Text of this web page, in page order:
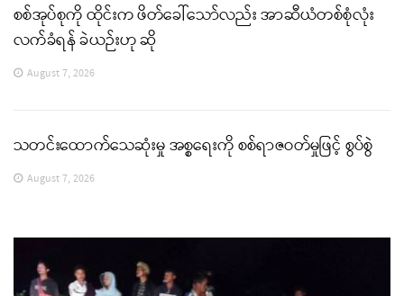
စစ်အုပ်စုကို ထိုင်းက ဖိတ်ခေါ်သော်လည်း အာဆီယံတစ်စုံလုံး
လက်ခံရန် ခဲယဉ်းဟု ဆို
August 7, 2026
သတင်းထောက်သေဆုံးမှု အစ္စရေးကို စစ်ရာဇဝတ်မှုဖြင့် စွပ်စွဲ
August 7, 2026